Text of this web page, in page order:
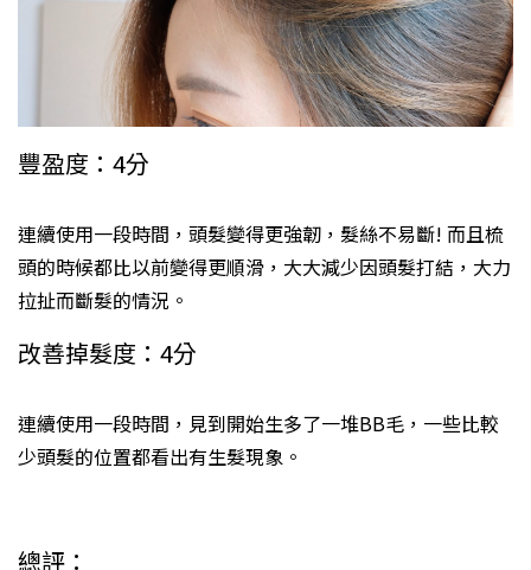
豐盈度：4分
連續使用一段時間，頭髮變得更強韌，髮絲不易斷! 而且梳
頭的時候都比以前變得更順滑，大大減少因頭髮打結，大力
拉扯而斷髮的情況。
改善掉髮度：4分
連續使用一段時間，見到開始生多了一堆BB毛，一些比較
少頭髮的位置都看出有生髮現象。
總評：